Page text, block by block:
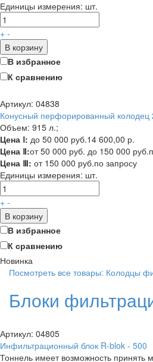
Единицы измерения: шт.
+ -
В корзину
В избранное
К сравнению
Артикул: 04838
Конусный перфорированный
Объем: 915 л.;
Цена Ⅰ: до 50 000 руб.14 600,00 р.
Цена Ⅱ:от 50 000 руб. до 150 000 руб.
Цена Ⅲ: от 150 000 руб.по запросу
Единицы измерения: шт.
+ -
В корзину
В избранное
К сравнению
Новинка
Посмотреть все товары: Колодцы
Блоки
Артикул: 04805
Инфильтрационный блок R-blok - 500
Тоннель имеет возможность принять